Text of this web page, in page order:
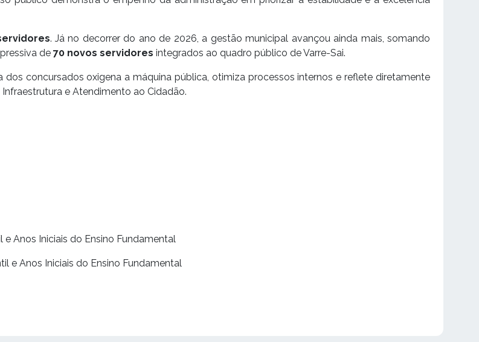
. Já no decorrer do ano de 2026, a gestão municipal avançou ainda mais, somando
de 70 novos servidores integrados ao quadro público de Varre-Sai.
concursados oxigena a máquina pública, otimiza processos internos e reflete diretamente
e Atendimento ao Cidadão.
e Anos Iniciais do Ensino Fundamental
e Anos Iniciais do Ensino Fundamental